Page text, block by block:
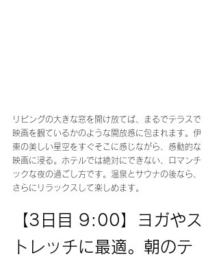
リビングの大きな窓を開け放てば、まるでテラスで
映画を観ているかのような開放感に包まれます。伊
東の美しい星空をすぐそこに感じながら、感動的な
映画に浸る。ホテルでは絶対にできない、ロマンチ
ックな夜の過ごし方です。温泉とサウナの後なら、
さらにリラックスして楽しめます。
【3日目 9:00】ヨガやス
トレッチに最適。朝のテ